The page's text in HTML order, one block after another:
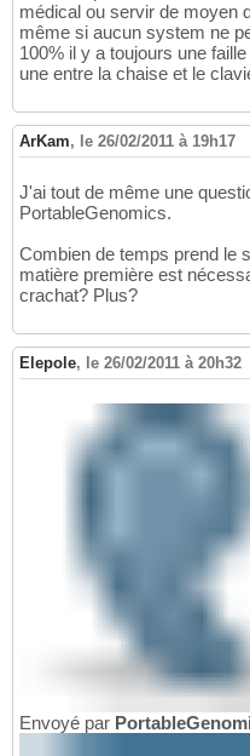
médical ou servir de moyen
même si aucun system ne
100% il y a toujours une
une entre la chaise et le
ArKam, le 26/02/2011 à 19h17
J'ai tout de même une
PortableGenomics.
Combien de temps prend le
matière première est
crachat? Plus?
Elepole, le 26/02/2011 à 20h32
Envoyé par